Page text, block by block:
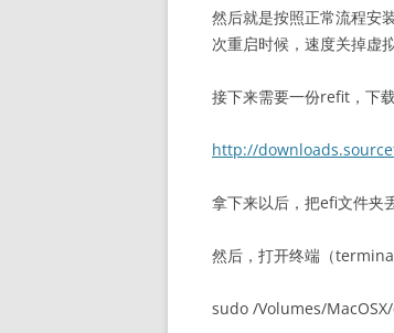
然后就是按照正常流程安
次重启时候，速度关掉虚
接下来需要一份refit，下
http://
拿下来以后，把efi文件夹
然后，打开终端（
sudo /Volumes/